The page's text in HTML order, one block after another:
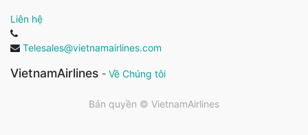
Liên hệ
Telesales@vietnamairlines.com
VietnamAirlines - Về Chúng tôi
Bản quyền © VietnamAirlines